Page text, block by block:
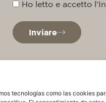
tecnologías como las cookies
Ho letto e accetto
Inviare